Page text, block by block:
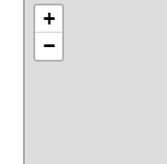
+
−